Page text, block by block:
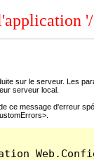
sur le serveur. Les
serveur local.
ce message d'erreur